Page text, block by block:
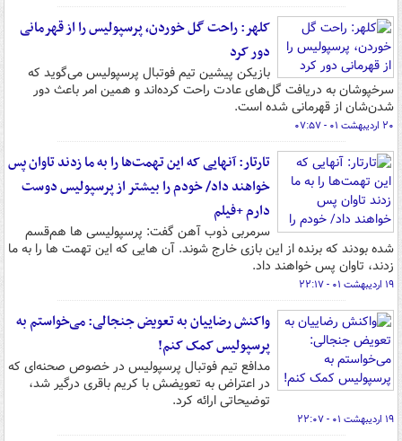
کلهر: راحت گل خوردن، پرسپولیس را از قهرمانی
دور کرد
بازیکن پیشین تیم فوتبال پرسپولیس می‌گوید که
سرخپوشان به دریافت گل‌های عادت راحت کرده‌اند و همین امر باعث دور
شدن‌شان از قهرمانی شده است.
۲۰ اردیبهشت ۰۱ - ۰۷:۵۷
تارتار: آنهایی که این تهمت‌ها را به ما زدند تاوان پس
خواهند داد/ خودم را بیشتر از پرسپولیس دوست
دارم +فیلم
سرمربی ذوب آهن گفت: پرسپولیسی ها هم‌قسم
شده بودند که برنده از این بازی خارج شوند. آن هایی که این تهمت ها را به ما
زدند، تاوان پس خواهند داد.
۱۹ اردیبهشت ۰۱ - ۲۲:۱۷
واکنش رضاییان به تعویض جنجالی: می‌خواستم به
پرسپولیس کمک کنم!
مدافع تیم فوتبال پرسپولیس در خصوص صحنه‌ای که
در اعتراض به تعویضش با کریم باقری درگیر شد،
توضیحاتی ارائه کرد.
۱۹ اردیبهشت ۰۱ - ۲۲:۰۷